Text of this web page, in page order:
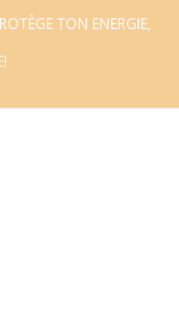
TON ENERGIE,